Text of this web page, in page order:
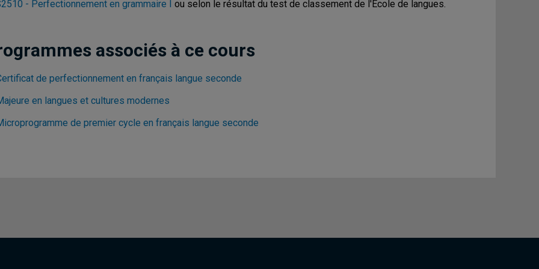
- Perfectionnement en grammaire I ou selon le résultat du test de classement de l'École de langues.
associés à ce cours
de perfectionnement en français langue seconde
en langues et cultures modernes
de premier cycle en français langue seconde